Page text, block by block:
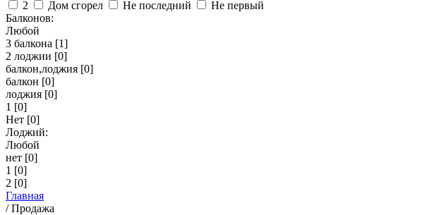
2
Дом сгорел Не последний
Не первый
Балконов:
Любой
3 балкона [1]
2 лоджии [0]
балкон,лоджия [0]
балкон [0]
лоджия [0]
1 [0]
Нет [0]
Лоджий:
Любой
нет [0]
1 [0]
2 [0]
Главная
/Продажа